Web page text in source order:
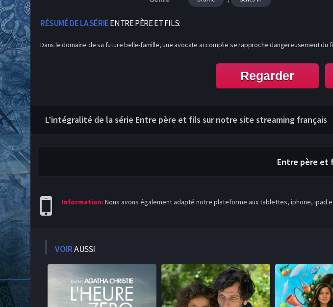
RÉSUMÉ DE LA SÉRIEENTRE PÈRE ET FILS:
Dans le domaine de sa future belle-famille, une avocate accomplie se rapproche dangereusement
Regarder
L’intégralité de la série Entre père et fils sur notre site streaming français
Entre père et
Information: Nous avons également adapté notre plateforme aux tablettes, iphone, ipad
VOIRAUSSI